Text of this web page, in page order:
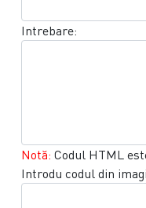
Intrebare:
Notă: Codul HTML
Introdu codul din